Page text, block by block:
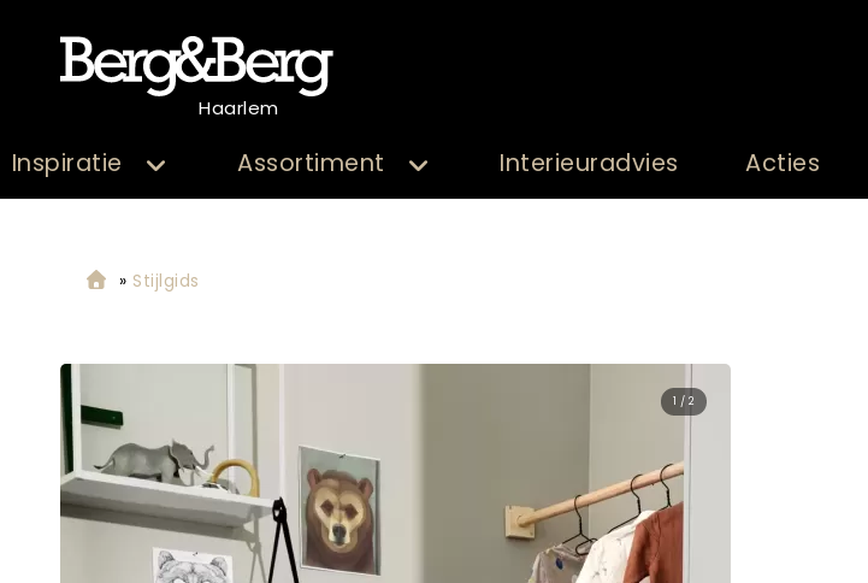
Haarlem
Inspiratie Assortiment Interieuradvies Acties
» Stijlgids
2 / 2